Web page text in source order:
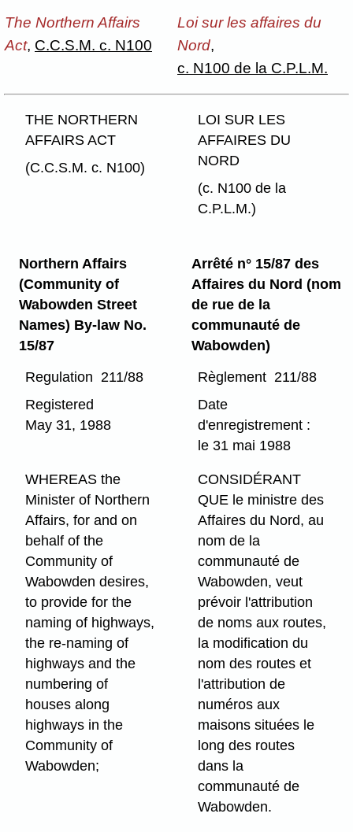
The Northern Affairs
Act, C.C.S.M. c. N100
Loi sur les affaires du
Nord,
c. N100 de la C.P.L.M.
THE NORTHERN
AFFAIRS ACT
(C.C.S.M. c. N100)
LOI SUR LES
AFFAIRES DU
NORD
(c. N100 de la
C.P.L.M.)
Northern Affairs
(Community of
Wabowden Street
Names) By-law No.
15/87
Arrêté n° 15/87 des
Affaires du Nord (nom
de rue de la
communauté de
Wabowden)
Regulation 211/88
Registered
May 31, 1988
Règlement 211/88
Date
d'enregistrement :
le 31 mai 1988
WHEREAS the
Minister of Northern
Affairs, for and on
behalf of the
Community of
Wabowden desires,
to provide for the
naming of highways,
the re-naming of
highways and the
numbering of
houses along
highways in the
Community of
Wabowden;
CONSIDÉRANT
QUE le ministre des
Affaires du Nord, au
nom de la
communauté de
Wabowden, veut
prévoir l'attribution
de noms aux routes,
la modification du
nom des routes et
l'attribution de
numéros aux
maisons situées le
long des routes
dans la
communauté de
Wabowden.